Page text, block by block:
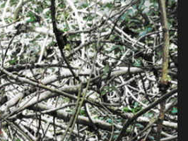
80 x 60 cm, 2014